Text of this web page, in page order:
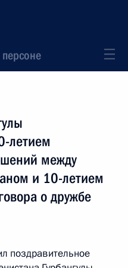
летием
между
и 10-летием
о дружбе
поздравительное